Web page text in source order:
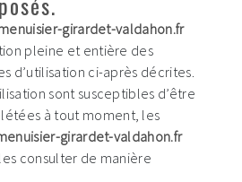
girardet-valdahon.fr
pleine et entière des
d’utilisation ci-après décrites.
sont susceptibles d’être
à tout moment, les
girardet-valdahon.fr
consulter de manière